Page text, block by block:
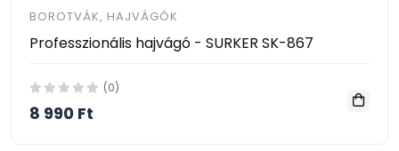
BOROTVÁK, HAJVÁGÓK
Professzionális hajvágó - SURKER SK-867
(0)
8 990 Ft